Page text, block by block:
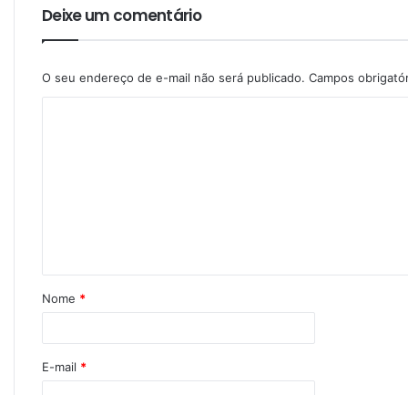
Deixe um comentário
O seu endereço de e-mail não será publicado. Campos
Nome *
E-mail *